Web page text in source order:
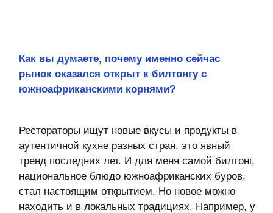
Среди поставщиков мясной продукции для
ресторанного рынка «Лазаревское» новый
игрок. В чем секрет вашей уверенности в
Наша сеть магазинов мясных деликатесов
широко представлена в Тульском регионе, где
нас хорошо знают и любят. Сейчас мы
открываем пять новых магазинов в московском
регионе с перспективой выхода на федеральный
уровень. Да, на ресторанном рынке мы новичок,
но и здесь готовы применить подход, который
помог нам добиться успеха на рынке мясной